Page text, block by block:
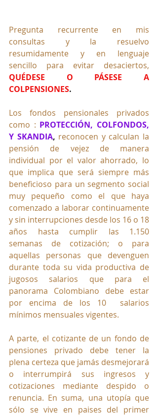
Pregunta recurrente en mis
consultas y la resuelvo
resumidamente y en lenguaje
sencillo para evitar desaciertos,
QUÉDESE O PÁSESE A
COLPENSIONES.
Los fondos pensionales privados
como : PROTECCIÓN, COLFONDOS,
Y SKANDIA, reconocen y calculan la
pensión de vejez de manera
individual por el valor ahorrado, lo
que implica que será siempre más
beneficioso para un segmento social
muy pequeño como el que haya
comenzado a laborar continuamente
y sin interrupciones desde los 16 o 18
años hasta cumplir las 1.150
semanas de cotización; o para
aquellas personas que devenguen
durante toda su vida productiva de
jugosos salarios que para el
panorama Colombiano debe estar
por encima de los 10  salarios
mínimos mensuales vigentes.
A parte, el cotizante de un fondo de
pensiones privado debe tener la
plena certeza que jamás desmejorará
o interrumpirá sus ingresos y
cotizaciones mediante despido o
renuncia. En suma, una utopía que
sólo se vive en paises del primer